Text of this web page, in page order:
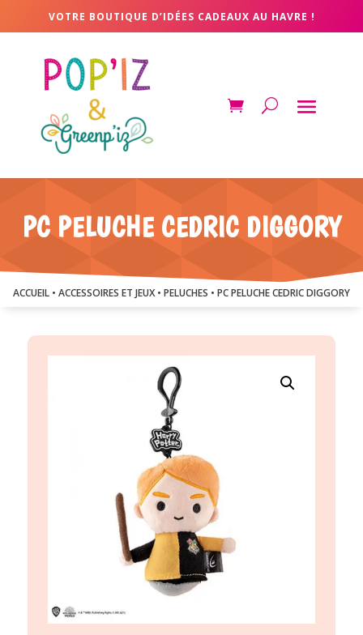
VOTRE BOUTIQUE D’IDÉES CADEAUX AU HAVRE !
PC PELUCHE CEDRIC DIGGORY
ACCUEIL • ACCESSOIRES ET JEUX• PELUCHES • PC PELUCHE CEDRIC DIGGORY